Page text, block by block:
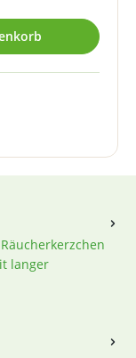
oder benutze die
langer